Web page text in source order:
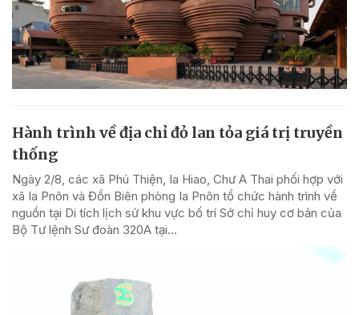
Hành trình về địa chỉ đỏ lan tỏa giá trị truyền
thống
Ngày 2/8, các xã Phú Thiện, Ia Hiao, Chư A Thai phối hợp với
xã Ia Pnôn và Đồn Biên phòng Ia Pnôn tổ chức hành trình về
nguồn tại Di tích lịch sử khu vực bố trí Sở chỉ huy cơ bản của
Bộ Tư lệnh Sư đoàn 320A tại...